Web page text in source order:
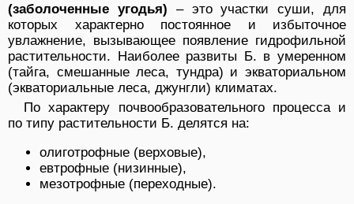
(заболоченные угодья) – это участки суши, для
которых характерно постоянное и избыточное
увлажнение, вызывающее появление гидрофильной
растительности. Наиболее развиты Б. в умеренном
(тайга, смешанные леса, тундра) и экваториальном
(экваториальные леса, джунгли) климатах.
По характеру почвообразовательного процесса и
по типу растительности Б. делятся на:
олиготрофные (верховые),
евтрофные (низинные),
мезотрофные (переходные).